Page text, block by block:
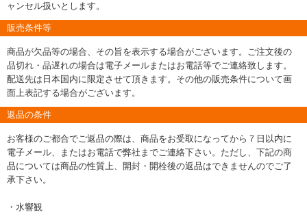
ャンセル扱いとします。
販売条件等
商品が欠品等の場合、その旨を表示する場合がございます。ご注文後の
品切れ・品遅れの場合は電子メールまたはお電話等でご連絡致します。
配送先は日本国内に限定させて頂きます。その他の販売条件について画
面上表記する場合がございます。
返品の条件
お客様のご都合でご返品の際は、商品をお受取になってから７日以内に
電子メール、またはお電話で弊社までご連絡下さい。ただし、下記の商
品については商品の性質上、開封・開栓後の返品はできませんのでご了
承下さい。
・水響観